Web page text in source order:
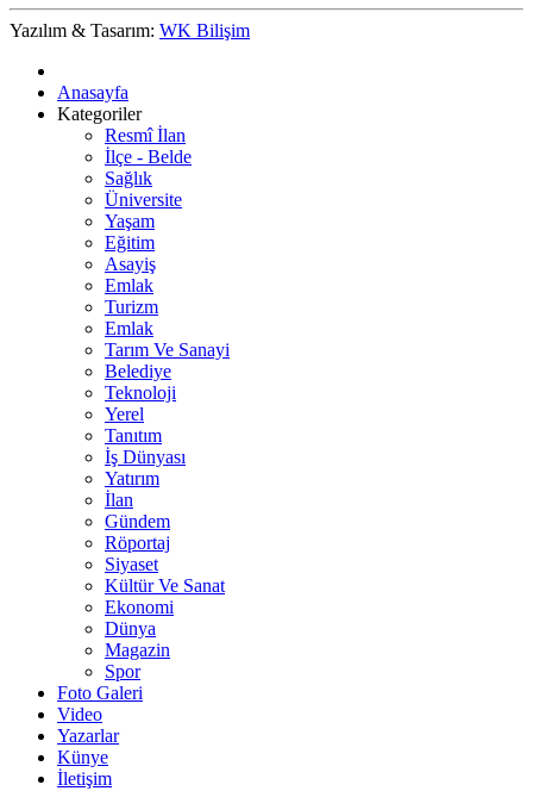
Yazılım & Tasarım: WK Bilişim
Anasayfa
Kategoriler
Resmî İlan
İlçe - Belde
Sağlık
Üniversite
Yaşam
Eğitim
Asayiş
Emlak
Turizm
Emlak
Tarım Ve Sanayi
Belediye
Teknoloji
Yerel
Tanıtım
İş Dünyası
Yatırım
İlan
Gündem
Röportaj
Siyaset
Kültür Ve Sanat
Ekonomi
Dünya
Magazin
Spor
Foto Galeri
Video
Yazarlar
Künye
İletişim